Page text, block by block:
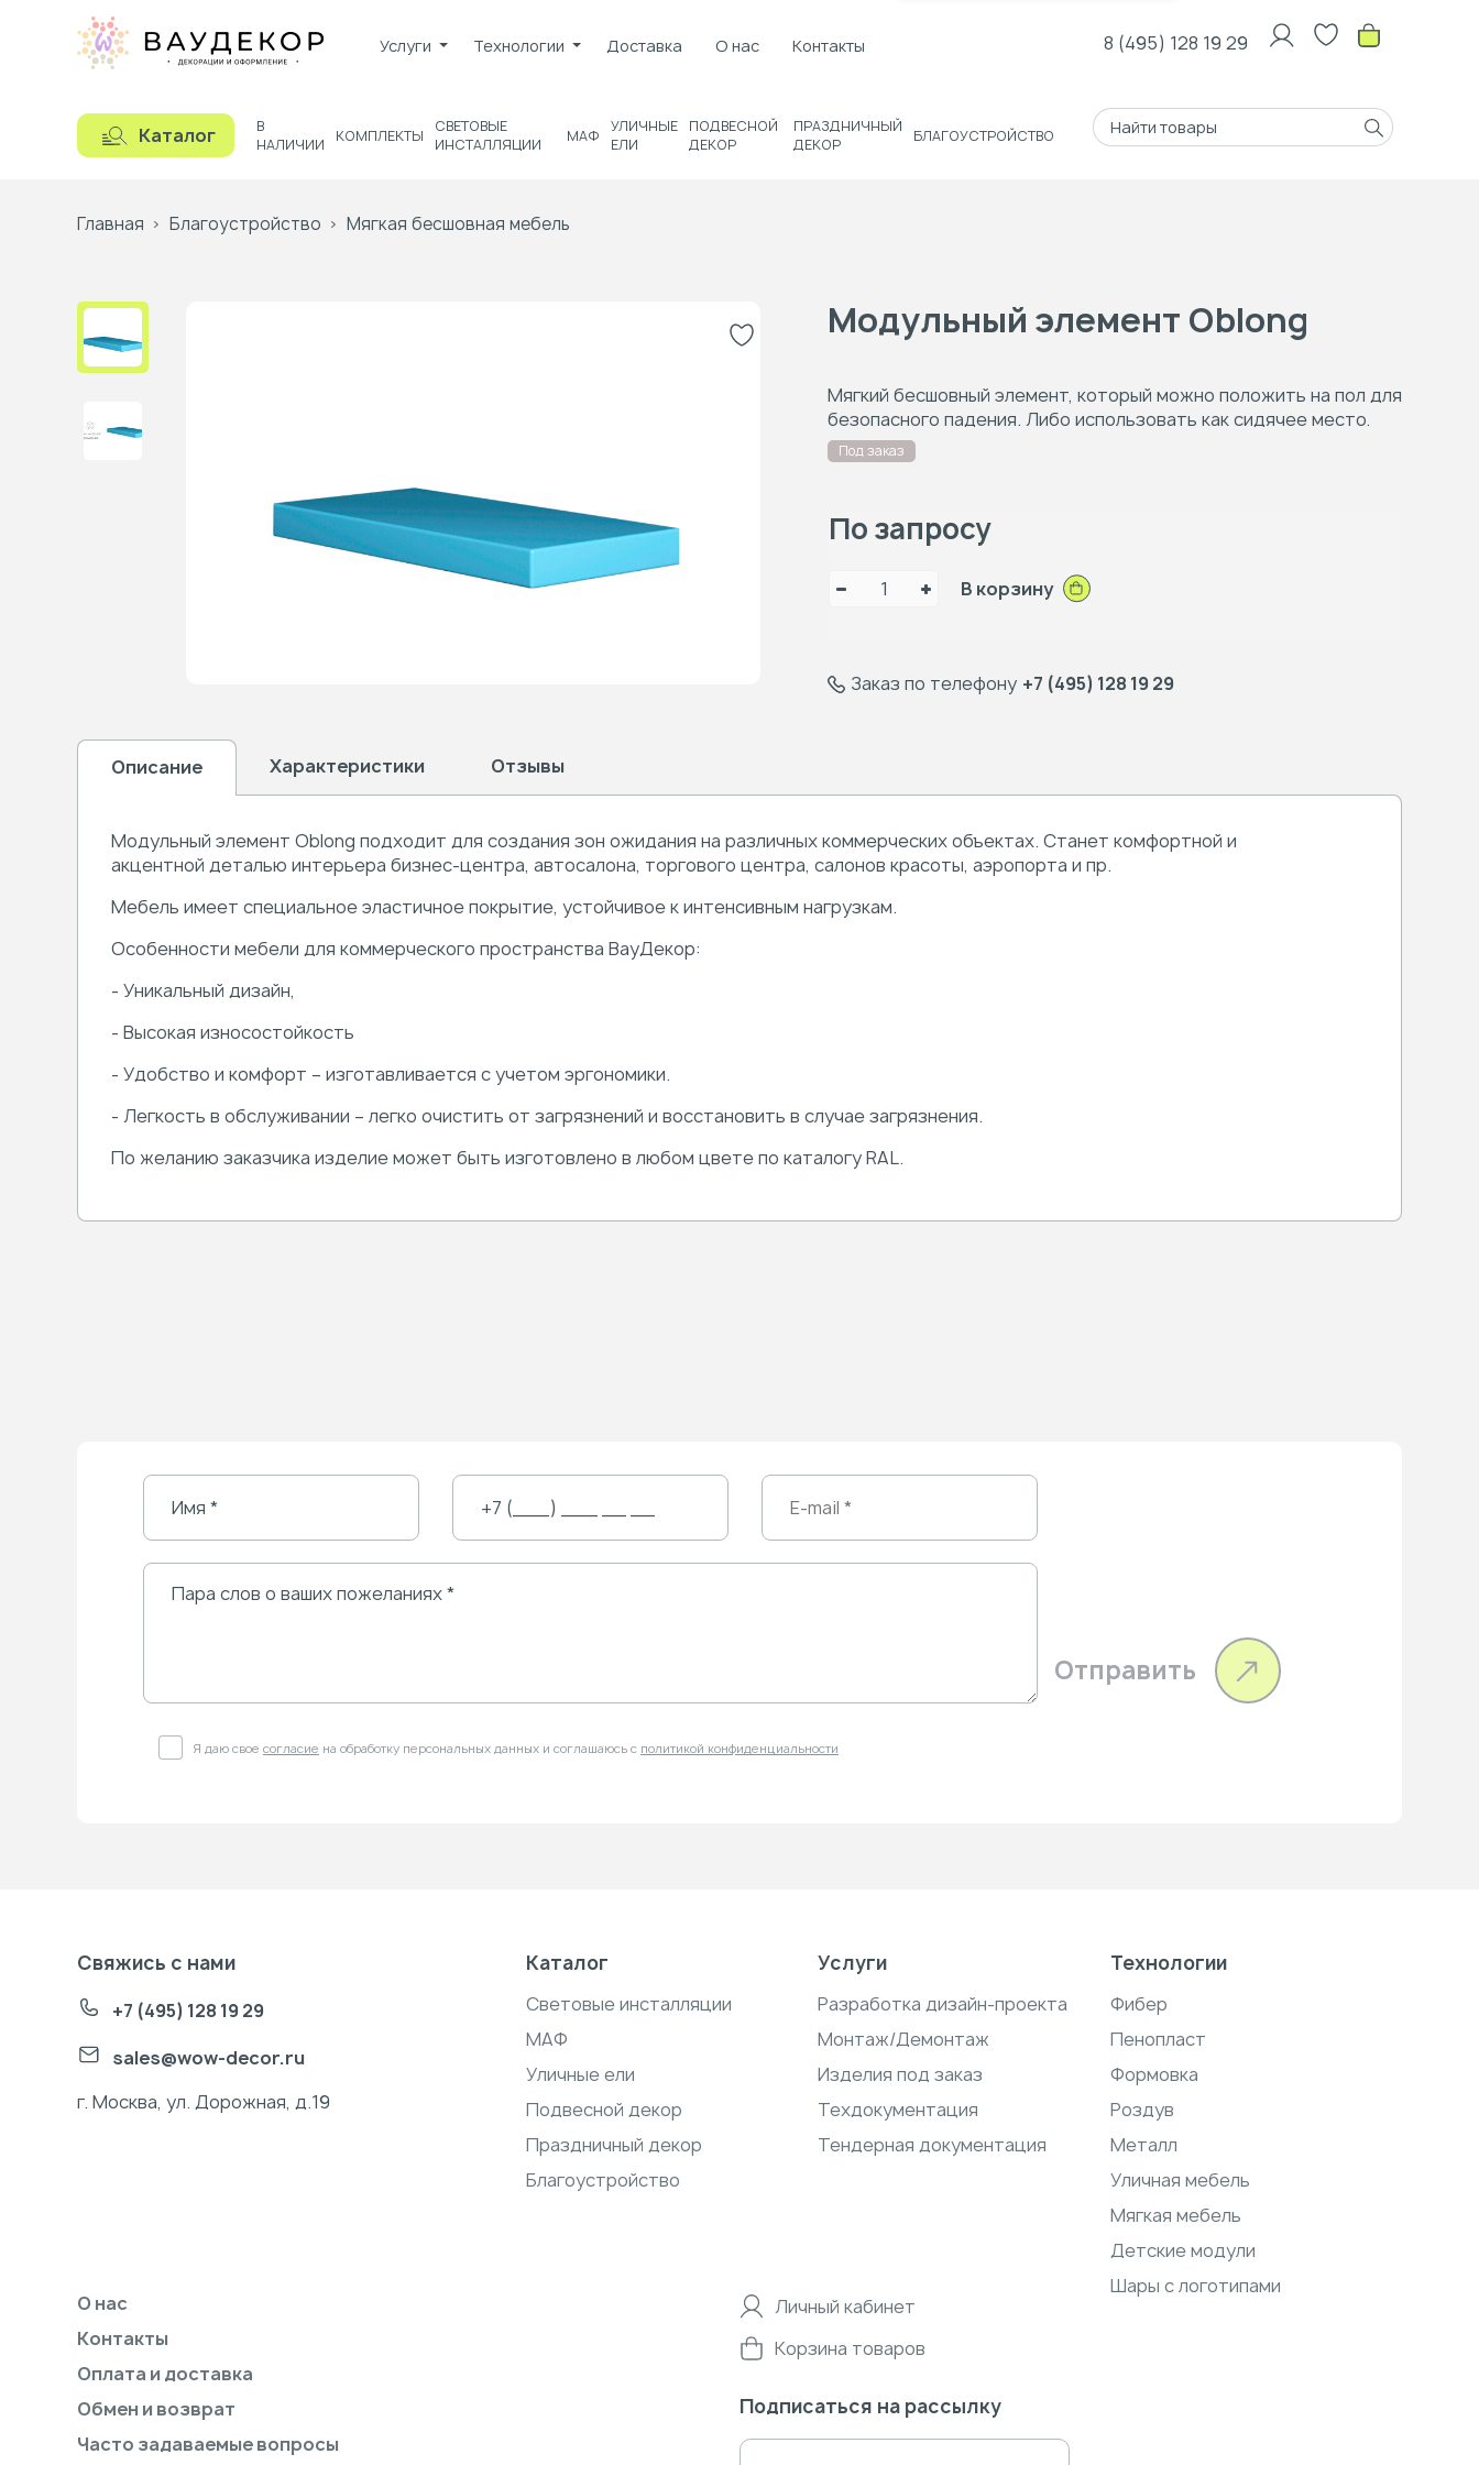
Услуги Технологии Доставка О нас Контакты 8 (495) 128 19 29
Каталог
В
НАЛИЧИИ
КОМПЛЕКТЫ
СВЕТОВЫЕ
ИНСТАЛЛЯЦИИ
МАФ
УЛИЧНЫЕ
ЕЛИ
ПОДВЕСНОЙ
ДЕКОР
ПРАЗДНИЧНЫЙ
ДЕКОР
БЛАГОУСТРОЙСТВО
Главная Благоустройство Мягкая бесшовная мебель
Модульный элемент Oblong
Мягкий бесшовный элемент, который можно положить на пол для
безопасного падения. Либо использовать как сидячее место.
Под заказ
По запросу
В корзину
Заказ по телефону +7 (495) 128 19 29
Описание Характеристики Отзывы
Модульный элемент Oblong подходит для создания зон ожидания на различных коммерческих объектах. Станет комфортной и
акцентной деталью интерьера бизнес-центра, автосалона, торгового центра, салонов красоты, аэропорта и пр.
Мебель имеет специальное эластичное покрытие, устойчивое к интенсивным нагрузкам.
Особенности мебели для коммерческого пространства ВауДекор:
- Уникальный дизайн,
- Высокая износостойкость
- Удобство и комфорт – изготавливается с учетом эргономики.
- Легкость в обслуживании – легко очистить от загрязнений и восстановить в случае загрязнения.
По желанию заказчика изделие может быть изготовлено в любом цвете по каталогу RAL.
Отправить
Я даю свое согласие на обработку персональных данных и соглашаюсь с политикой конфиденциальности
Свяжись с нами
+7 (495) 128 19 29
sales@wow-decor.ru
г. Москва, ул. Дорожная, д.19
Каталог
Световые инсталляции
МАФ
Уличные ели
Подвесной декор
Праздничный декор
Благоустройство
Услуги
Разработка дизайн-проекта
Монтаж/Демонтаж
Изделия под заказ
Техдокументация
Тендерная документация
Технологии
Фибер
Пенопласт
Формовка
Роздув
Металл
Уличная мебель
Мягкая мебель
Детские модули
Шары с логотипами
О нас
Контакты
Оплата и доставка
Обмен и возврат
Часто задаваемые вопросы
Личный кабинет
Корзина товаров
Подписаться на рассылку